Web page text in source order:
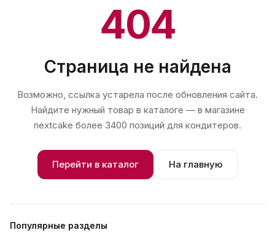
404
Страница не найдена
Возможно, ссылка устарела после обновления сайта.
Найдите нужный товар в каталоге — в магазине
nextcake более 3400 позиций для кондитеров.
Перейти в каталог На главную
Популярные разделы